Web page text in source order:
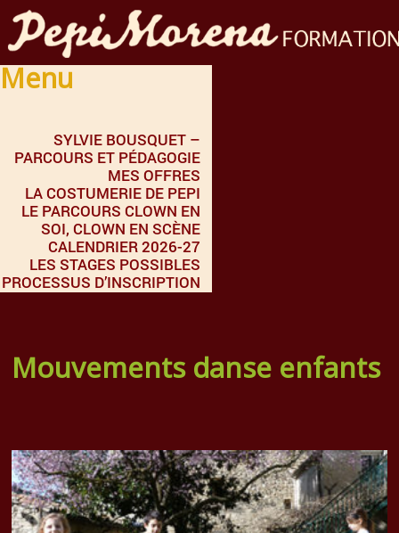
Menu
SYLVIE BOUSQUET –
PARCOURS ET PÉDAGOGIE
MES OFFRES
LA COSTUMERIE DE PEPI
LE PARCOURS CLOWN EN
SOI, CLOWN EN SCÈNE
CALENDRIER 2026-27
LES STAGES POSSIBLES
PROCESSUS D’INSCRIPTION
Mouvements danse enfants